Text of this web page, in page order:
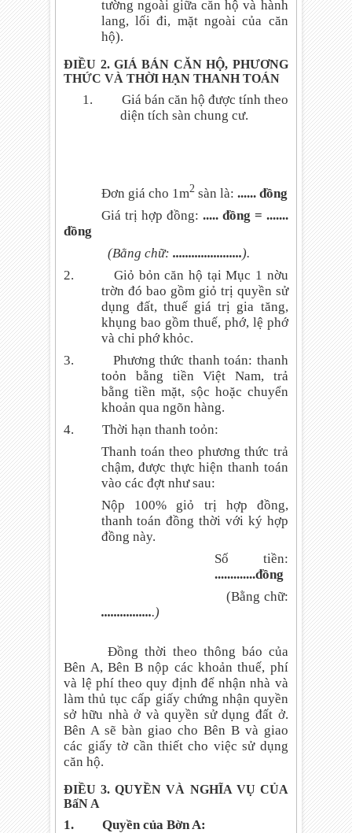
tường ngoài giữa căn hộ và hành
lang, lối đi, mặt ngoài của căn
hộ).
ĐIỀU 2. GIÁ BÁN CĂN HỘ, PHƯƠNG
THỨC VÀ THỜI HẠN THANH TOÁN
1.
Giá bán căn hộ được tính theo
diện tích sàn chung cư.
Đơn giá cho 1m2 sàn là:...... đồng
Giá trị hợp đồng: ..... đồng = .......
đồng
(Bằng chữ:......................).
2.
Giỏ bỏn căn hộ tại Mục 1 nờu
trờn đó bao gồm giỏ trị quyền sử
dụng đất, thuế giá trị gia tăng,
khụng bao gồm thuế, phớ, lệ phớ
và chi phớ khỏc.
3.
Phương thức thanh toán: thanh
toỏn bằng tiền Việt Nam, trả
bằng tiền mặt, sộc hoặc chuyển
khoản qua ngõn hàng.
4.
Thời hạn thanh toỏn:
Thanh toán theo phương thức trả
chậm, được thực hiện thanh toán
vào các đợt như sau:
Nộp 100% giỏ trị hợp đồng,
thanh toán đồng thời với ký hợp
đồng này.
Số tiền:
.............đồng
(Bằng chữ:
.................)
Đồng thời theo thông báo của
Bên A, Bên B nộp các khoản thuế, phí
và lệ phí theo quy định để nhận nhà và
làm thủ tục cấp giấy chứng nhận quyền
sở hữu nhà ở và quyền sử dụng đất ở.
Bên A sẽ bàn giao cho Bên B và giao
các giấy tờ cần thiết cho việc sử dụng
căn hộ.
ĐIỀU 3. QUYỀN VÀ NGHĨA VỤ CỦA
BấN A
1.
Quyền của Bờn A: